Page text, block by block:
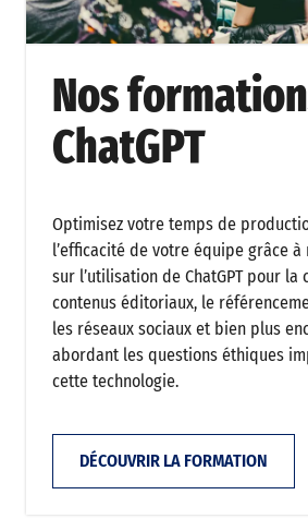
Nos
ChatGPT
Optimisez votre temps de
l’efficacité de votre équipe grâce
sur l’utilisation de ChatGPT pour la
contenus éditoriaux, le
les réseaux sociaux et bien plus
abordant les questions éthiques
cette technologie.
DÉCOUVRIR LA FORMATION